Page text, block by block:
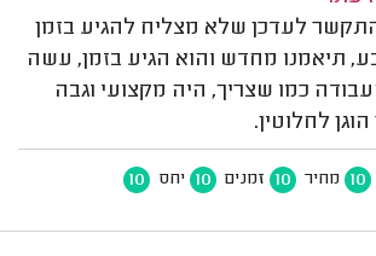
לעדכן שלא מצליח להגיע בזמן
תיאמנו מחדש והוא הגיע בזמן, עשה
כמו שצריך, היה מקצועי וגבה
לחלוטין.
10 מחיר 10 זמנים 10 יחס 10